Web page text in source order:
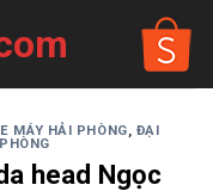
MÁY HẢI PHÒNG, ĐẠI
head Ngọc